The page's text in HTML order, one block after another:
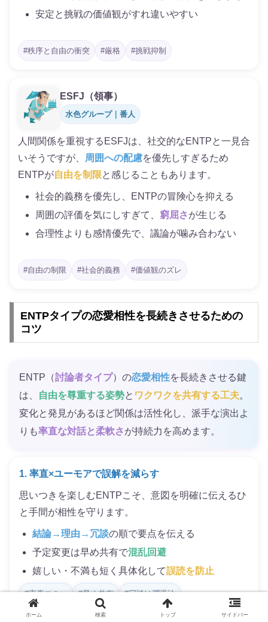
安定と挑戦の価値観がすれ違いやすい
#秩序と自由の衝突 #厳格 #挑戦抑制
ESFJ（領事）
水色グループ｜番人
人間関係を重視するESFJは、社交的なENTPと一見合
いそうですが、
周囲への配慮を優先しすぎるため
ENTPが自由を制限と感じることもあります。
社会的義務を優先し、ENTPの冒険心を抑える
周囲の評価を気にしすぎて、窮屈さが生じる
合理性よりも感情優先で、議論が噛み合わない
#自由の制限 #社会的義務 #価値観のズレ
ENTPタイプの恋愛相性を長続きさせるための
コツ
ENTP（討論者タイプ）の恋愛相性を長続きさせる鍵
は、
自由を尊重する姿勢と ワクワクを共有する工夫。
変化と発見があるほど関係は活性化し、派手な演出よ
りも率直な対話と柔軟さが持続力を高めます。
1. 率直×ユーモアで誤解を減らす
思いつきを楽しむENTPこそ、意図を明確に伝えるひ
と手間が相性を守ります。
結論→理由→冗談の順で要点を伝える
予定変更は早め共有で混乱回避
嬉しい・不満も短く具体化して誤読を防止
#率直コミュ #早め共有 #冗談は潤滑油
ホーム 検索 トップ サイドバー